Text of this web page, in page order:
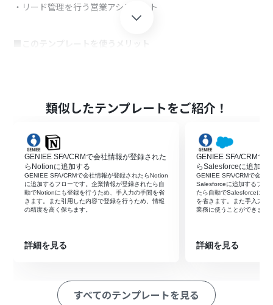
・リード管理を行う営業アシスタント
■このテンプレートを使うメリット
可能となります。
に手入力することは、情報の最新性を保つことを困難にしま
す。
新しい情報を素早く共有したいと考える方にこのフローは有効
的です。
GENIEE SFA/CRMに情報が追加されたら、自動でSPIRALへの登
録を完了させ、手入力でかかっていた時間を省きスピーディー
な情報共有を実行します。
■注意事項
類似したテンプレートをご紹介！
GENIEE SFA/CRMで会社情報が登録された
らNotionに追加する
GENIEE SFA/CRMで会社情報が登録されたらNotion
に追加するフローです。企業情報が登録されたら自
動でNotionにも登録を行うため、手入力の手間を省
きます。また引用した内容で登録を行うため、情報
の精度を高く保ちます。‍
詳細を見る
GENIEE SFA/CRMで
らSalesforceに追加す
GENIEE SFA/CRMで会社
Salesforceに追加するフロ
たら自動でSalesforceにも
を省きます。また手入力に
業務に使うことができます
詳細を見る
すべてのテンプレートを見る